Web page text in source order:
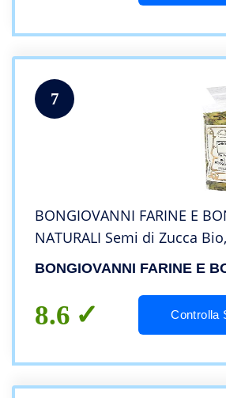
7
BONGIOVANNI FARINE E
NATURALI Semi di Zucca
8.6 Controlla